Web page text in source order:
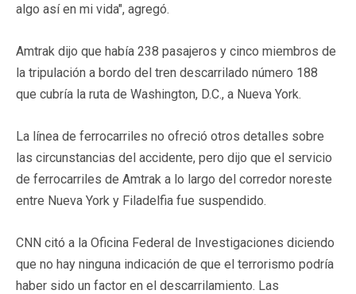
algo así en mi vida", agregó.
Amtrak dijo que había 238 pasajeros y cinco miembros de
la tripulación a bordo del tren descarrilado número 188
que cubría la ruta de Washington, D.C., a Nueva York.
La línea de ferrocarriles no ofreció otros detalles sobre
las circunstancias del accidente, pero dijo que el servicio
de ferrocarriles de Amtrak a lo largo del corredor noreste
entre Nueva York y Filadelfia fue suspendido.
CNN citó a la Oficina Federal de Investigaciones diciendo
que no hay ninguna indicación de que el terrorismo podría
haber sido un factor en el descarrilamiento. Las